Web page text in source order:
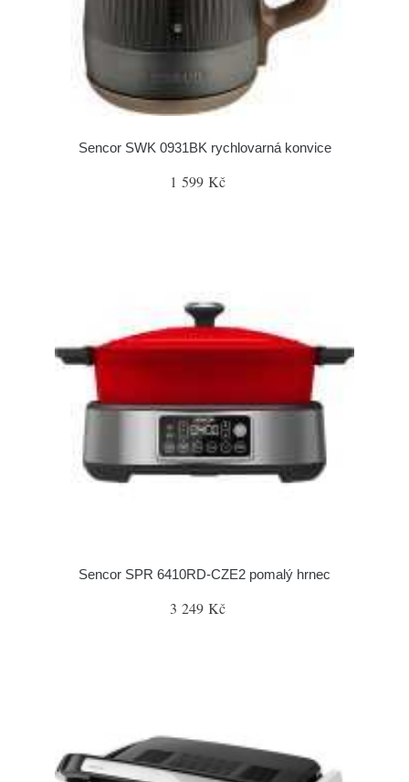
Sencor SWK 0931BK rychlovarná konvice
1 599 Kč
Sencor SPR 6410RD-CZE2 pomalý hrnec
3 249 Kč